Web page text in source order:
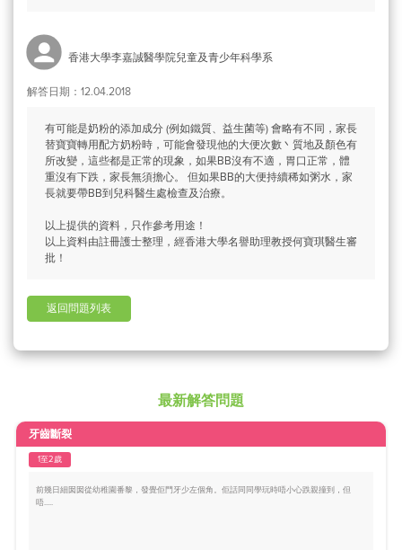
香港大學李嘉誠醫學院兒童及青少年科學系
解答日期：12.04.2018
有可能是奶粉的添加成分 (例如鐵質、益生菌等) 會略有不同，家長
替寶寶轉用配方奶粉時，可能會發現他的大便次數丶質地及顏色有
所改變，這些都是正常的現象，如果BB沒有不適，胃口正常，體
重沒有下跌，家長無須擔心。 但如果BB的大便持續稀如粥水，家
長就要帶BB到兒科醫生處檢查及治療。
以上提供的資料，只作參考用途！
以上資料由註冊護士整理，經香港大學名譽助理教授何寶琪醫生審
批！
返回問題列表
最新解答問題
牙齒斷裂
1至2歲
前幾日細囡囡從幼稚園番黎，發覺佢門牙少左個角。佢話同同學玩時唔小心跌親撞到，但
唔.....